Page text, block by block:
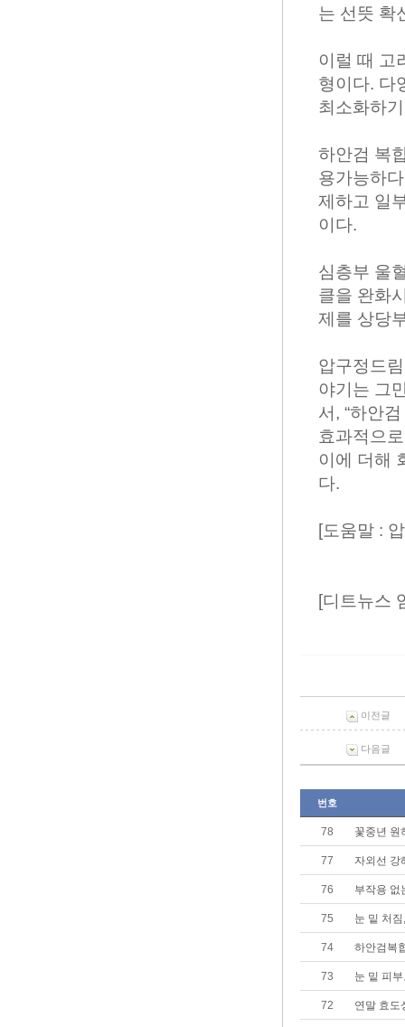
는 선뜻 확
이럴 때 고
형이다. 다
최소화하
하안검 복
용가능하
제하고 일
이다.
심층부 울
클을 완화
제를 상당
압구정드
야기는 그
서, “하안
효과적으
이에 더해
다.
[도움말 :
[디트뉴스
이전글
다음글
번호
78 꽃중년 원
77 자외선 강
76 부작용 없
75 눈 밑 처
74 하안검복
73 눈 밑 피
72 연말 효도